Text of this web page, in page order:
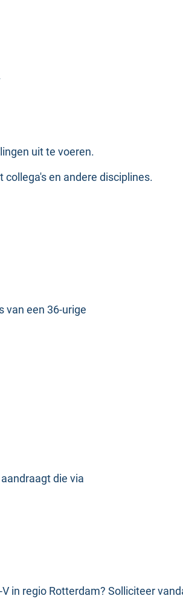
uit te voeren.
en andere disciplines.
van een 36-urige
die via
in regio Rotterdam? Solliciteer